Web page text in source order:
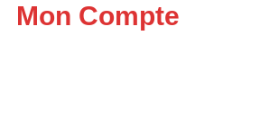
Mon Compte